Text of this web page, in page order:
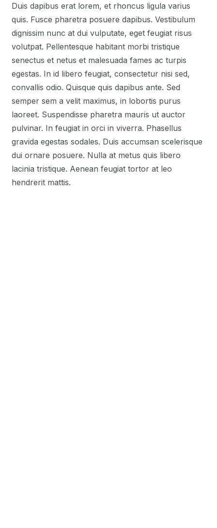
Duis dapibus erat lorem, et rhoncus ligula varius
quis. Fusce pharetra posuere dapibus. Vestibulum
dignissim nunc at dui vulputate, eget feugiat risus
volutpat. Pellentesque habitant morbi tristique
senectus et netus et malesuada fames ac turpis
egestas. In id libero feugiat, consectetur nisi sed,
convallis odio. Quisque quis dapibus ante. Sed
semper sem a velit maximus, in lobortis purus
laoreet. Suspendisse pharetra mauris ut auctor
pulvinar. In feugiat in orci in viverra. Phasellus
gravida egestas sodales. Duis accumsan scelerisque
dui ornare posuere. Nulla at metus quis libero
lacinia tristique. Aenean feugiat tortor at leo
hendrerit mattis.